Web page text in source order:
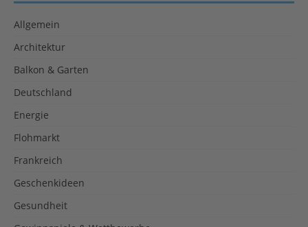
Allgemein
Architektur
Balkon & Garten
Deutschland
Energie
Flohmarkt
Frankreich
Geschenkideen
Gesundheit